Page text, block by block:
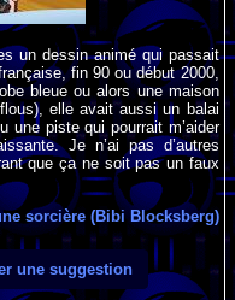
un dessin animé qui passait
fin 90 ou début 2000,
bleue ou alors une maison
elle avait aussi un balai
piste qui pourrait m’aider
Je n’ai pas d’autres
que ça ne soit pas un faux
sorcière (Bibi Blocksberg)
une suggestion